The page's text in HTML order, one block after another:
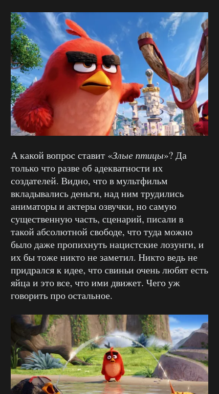
А какой вопрос ставит «Злые птицы»? Да
только что разве об адекватности их
создателей. Видно, что в мультфильм
вкладывались деньги, над ним трудились
аниматоры и актеры озвучки, но самую
существенную часть, сценарий, писали в
такой абсолютной свободе, что туда можно
было даже пропихнуть нацистские лозунги, и
их бы тоже никто не заметил. Никто ведь не
придрался к идее, что свиньи очень любят есть
яйца и это все, что ими движет. Чего уж
говорить про остальное.